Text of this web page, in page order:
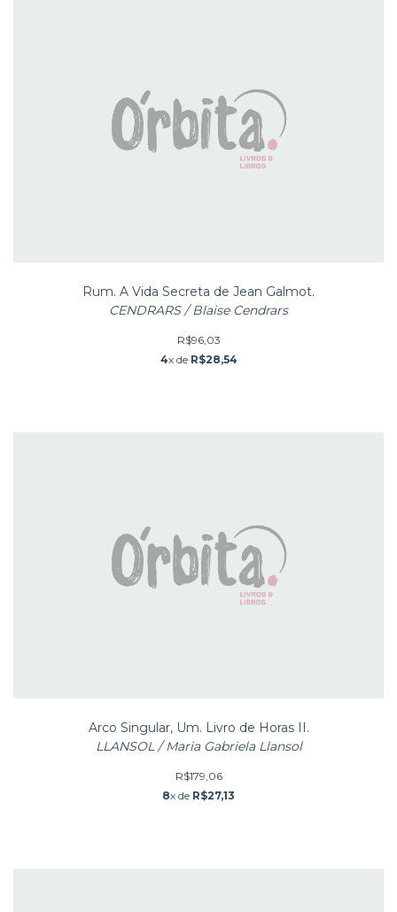
Rum. A Vida Secreta de Jean Galmot.
CENDRARS / Blaise Cendrars
R$96,03
4x de R$28,54
Arco Singular, Um. Livro de Horas II.
LLANSOL / Maria Gabriela Llansol
R$179,06
8x de R$27,13